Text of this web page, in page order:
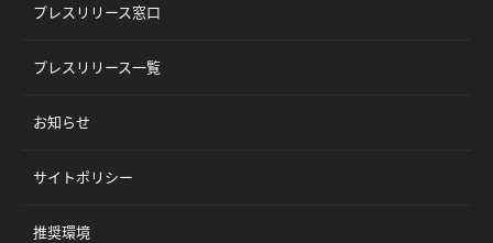
プレスリリース窓口
プレスリリース一覧
お知らせ
サイトポリシー
推奨環境